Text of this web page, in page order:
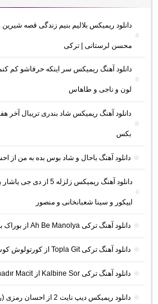
دانلود ریمیکس بلالیم بنیم زندگی قصه
محسن لرستانی | ترکی
دانلود آهنگ ریمیکس سر اینکه حرفاشو
لون و ناجی و طاهاس
دانلود آهنگ ریمیکس شاد بندری تریبال آخر
بکس
دانلود آهنگ باحال و شاد بوس بده به من از
دانلود آهنگ ریمیکس
اپیکور و سینا شعبانخانی و منصور
دانلود آهنگ ترکی Ah Be Manolya از بوراک بولوت
دانلود آهنگ ترکی Topla Git از کورتولوش کوش
دانلود آهنگ ترکی Kalbine Sor از Bahadır Macit و Tunahan Sakar
دانلود ریمیکس دیپ نایت 2 از احسان رمزی (ریمیکس طولانی غمگین)